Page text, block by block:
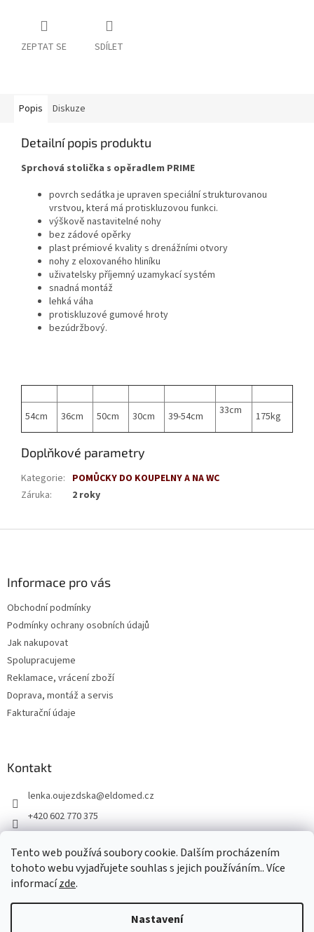
Tento web používá soubory cookie. Dalším procházením
tohoto webu vyjadřujete souhlas s jejich používáním.. Více
informacízde.
Nastavení
ZEPTAT SE SDÍLET
Popis Diskuze
Detailní popis produktu
Sprchová stolička s opěradlem PRIME
povrch sedátka je upraven speciální strukturovanou
vrstvou, která má protiskluzovou funkci.
výškově nastavitelné nohy
bez zádové opěrky
plast prémiové kvality s drenážními otvory
nohy z eloxovaného hliníku
uživatelsky příjemný uzamykací systém
snadná montáž
lehká váha
protiskluzové gumové hroty
bezúdržbový.
54cm 36cm 50cm 30cm 39-54cm 33cm 175kg
Doplňkové parametry
Kategorie: POMŮCKY DO KOUPELNY A NA WC
Záruka: 2 roky
Informace pro vás
Obchodní podmínky
Podmínky ochrany osobních údajů
Jak nakupovat
Spolupracujeme
Reklamace, vrácení zboží
Doprava, montáž a servis
Fakturační údaje
Kontakt
lenka.oujezdska@eldomed.cz
+420 602 770 375
eldomed.cz